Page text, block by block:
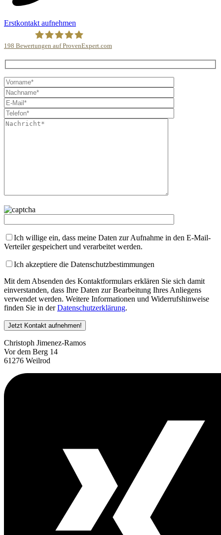
Erstkontakt aufnehmen
198 Bewertungen auf ProvenExpert.com
Ich willige ein, dass meine Daten zur Aufnahme in den E-Mail-
Verteiler gespeichert und verarbeitet werden.
Ich akzeptiere die Datenschutzbestimmungen
Mit dem Absenden des Kontaktformulars erklären Sie sich damit
einverstanden, dass Ihre Daten zur Bearbeitung Ihres Anliegens
verwendet werden. Weitere Informationen und Widerrufshinweise
finden Sie in derDatenschutzerklärung.
Christoph Jimenez-Ramos
Vor dem Berg 14
61276 Weilrod